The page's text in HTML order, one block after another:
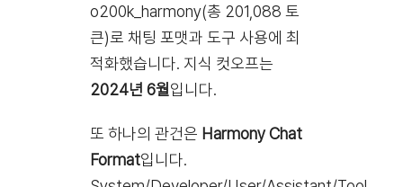
o200k_harmony(총 201,088 토
큰)로 채팅 포맷과 도구 사용에 최
적화했습니다. 지식 컷오프는
2024년 6월입니다.
또 하나의 관건은 Harmony Chat
Format입니다.